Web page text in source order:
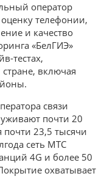
оператор
телефонии,
и качество
«БелГИЭ»
тестах,
включая
связи
почти 20
почти 23,5 тысячи
сеть МТС
4G и более 50
охватывает